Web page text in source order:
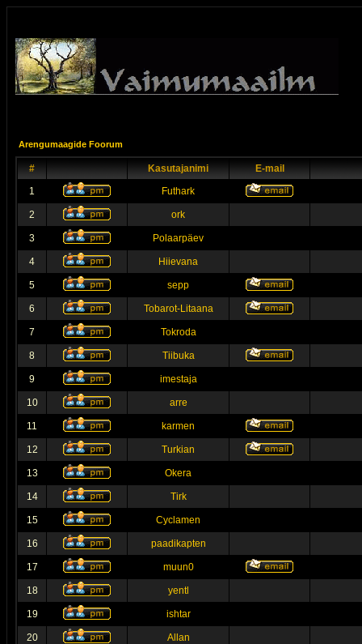
Arengumaagide Foorum
# Kasutajanimi
E-mail
1
Futhark
2 ork
3 Polaarpäev
4 Hiievana
5 sepp
6 Tobarot-Litaana
7 Tokroda
8 Tiibuka
9 imestaja
10 arre
11 karmen
12 Turkian
13 Okera
14 Tirk
15 Cyclamen
16 paadikapten
17 muun0
18 yentl
19 ishtar
20 Allan